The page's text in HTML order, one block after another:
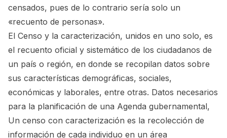
censados, pues de lo contrario sería solo un
«recuento de personas».
El Censo y la caracterización, unidos en uno solo, es
el recuento oficial y sistemático de los ciudadanos de
un país o región, en donde se recopilan datos sobre
sus características demográficas, sociales,
económicas y laborales, entre otras. Datos necesarios
para la planificación de una Agenda gubernamental,
Un censo con caracterización es la recolección de
información de cada individuo en un área